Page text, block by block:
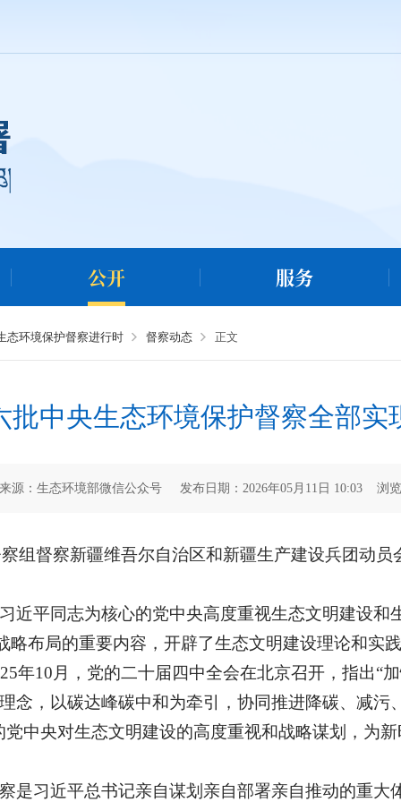
公开 服务
态环境保护督察进行时 督察动态 正文
批中央生态环境保护督察全部实
源：生态环境部微信公众号 发布日期：2026年05月11日 10:03 浏
组督察新疆维吾尔自治区和新疆生产建设兵团动
近平同志为核心的党中央高度重视生态文明建设和
略布局的重要内容，开辟了生态文明建设理论和实
年10月，党的二十届四中全会在北京召开，指出“
念，以碳达峰碳中和为牵引，协同推进降碳、减
中央对生态文明建设的高度重视和战略谋划，为
是习近平总书记亲自谋划亲自部署亲自推动的重